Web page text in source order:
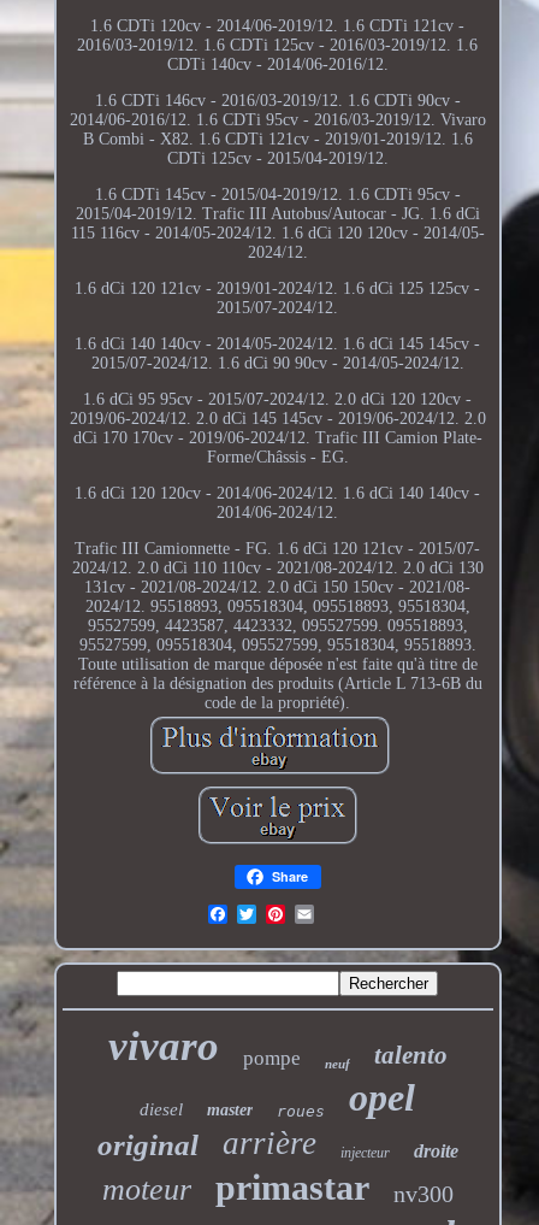
1.6 CDTi 120cv - 2014/06-2019/12. 1.6 CDTi 121cv -
2016/03-2019/12. 1.6 CDTi 125cv - 2016/03-2019/12. 1.6
CDTi 140cv - 2014/06-2016/12.
1.6 CDTi 146cv - 2016/03-2019/12. 1.6 CDTi 90cv -
2014/06-2016/12. 1.6 CDTi 95cv - 2016/03-2019/12. Vivaro
B Combi - X82. 1.6 CDTi 121cv - 2019/01-2019/12. 1.6
CDTi 125cv - 2015/04-2019/12.
1.6 CDTi 145cv - 2015/04-2019/12. 1.6 CDTi 95cv -
2015/04-2019/12. Trafic III Autobus/Autocar - JG. 1.6 dCi
115 116cv - 2014/05-2024/12. 1.6 dCi 120 120cv - 2014/05-
2024/12.
1.6 dCi 120 121cv - 2019/01-2024/12. 1.6 dCi 125 125cv -
2015/07-2024/12.
1.6 dCi 140 140cv - 2014/05-2024/12. 1.6 dCi 145 145cv -
2015/07-2024/12. 1.6 dCi 90 90cv - 2014/05-2024/12.
1.6 dCi 95 95cv - 2015/07-2024/12. 2.0 dCi 120 120cv -
2019/06-2024/12. 2.0 dCi 145 145cv - 2019/06-2024/12. 2.0
dCi 170 170cv - 2019/06-2024/12. Trafic III Camion Plate-
Forme/Châssis - EG.
1.6 dCi 120 120cv - 2014/06-2024/12. 1.6 dCi 140 140cv -
2014/06-2024/12.
Trafic III Camionnette - FG. 1.6 dCi 120 121cv - 2015/07-
2024/12. 2.0 dCi 110 110cv - 2021/08-2024/12. 2.0 dCi 130
131cv - 2021/08-2024/12. 2.0 dCi 150 150cv - 2021/08-
2024/12. 95518893, 095518304, 095518893, 95518304,
95527599, 4423587, 4423332, 095527599. 095518893,
95527599, 095518304, 095527599, 95518304, 95518893.
Toute utilisation de marque déposée n'est faite qu'à titre de
référence à la désignation des produits (Article L 713-6B du
code de la propriété).
Share
vivaro pompe neuf talento
diesel master roues opel
original arrière injecteur droite
moteur primastar nv300